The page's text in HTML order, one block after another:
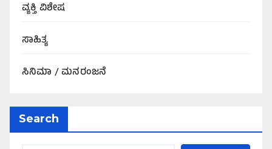
ವ್ಯಕ್ತಿ ವಿಶೇಷ
ಸಾಹಿತ್ಯ
ಸಿನಿಮಾ / ಮನರಂಜನೆ
Search